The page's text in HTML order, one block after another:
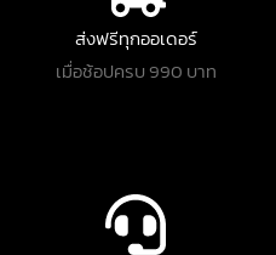
ส่งฟรีทุกออเดอร์
เมื่อช้อปครบ 990 บาท